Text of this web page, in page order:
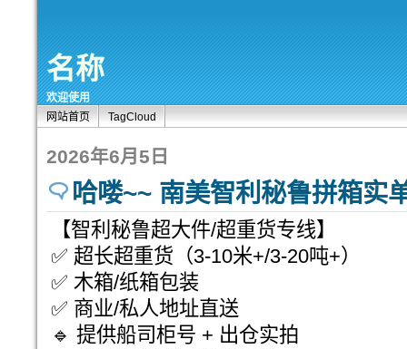
名称
欢迎使用
网站首页
TagCloud
2026年6月5日
哈喽~~ 南美智利秘鲁拼箱实
【智利秘鲁超大件/超重货专线】
✅ 超长超重货（3-10米+/3-20吨+）
✅ 木箱/纸箱包装
✅ 商业/私人地址直送
🔹 提供船司柜号 + 出仓实拍